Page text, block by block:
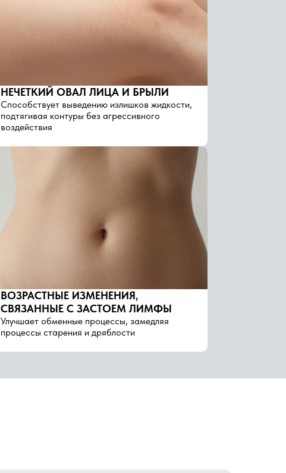
НЕЧЕТКИЙ ОВАЛ ЛИЦА И БРЫЛИ
Способствует выведению излишков жидкости,
подтягивая контуры без агрессивного
воздействия
ВОЗРАСТНЫЕ ИЗМЕНЕНИЯ,
СВЯЗАННЫЕ С ЗАСТОЕМ ЛИМФЫ
Улучшает обменные процессы, замедляя
процессы старения и дряблости